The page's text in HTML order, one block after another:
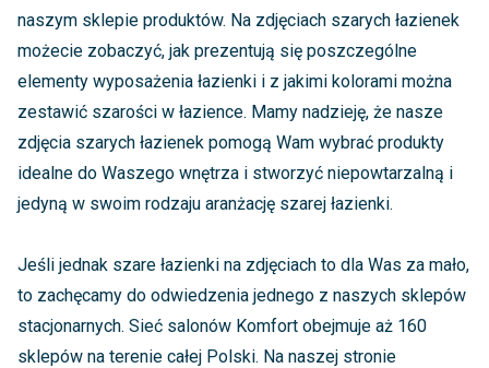
naszym sklepie produktów. Na zdjęciach szarych łazienek
możecie zobaczyć, jak prezentują się poszczególne
elementy wyposażenia łazienki i z jakimi kolorami można
zestawić szarości w łazience. Mamy nadzieję, że nasze
zdjęcia szarych łazienek pomogą Wam wybrać produkty
idealne do Waszego wnętrza i stworzyć niepowtarzalną i
jedyną w swoim rodzaju aranżację szarej łazienki.
Jeśli jednak szare łazienki na zdjęciach to dla Was za mało,
to zachęcamy do odwiedzenia jednego z naszych sklepów
stacjonarnych. Sieć salonów Komfort obejmuje aż 160
sklepów na terenie całej Polski. Na naszej stronie